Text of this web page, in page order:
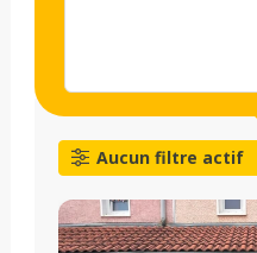
Aucun filtre actif